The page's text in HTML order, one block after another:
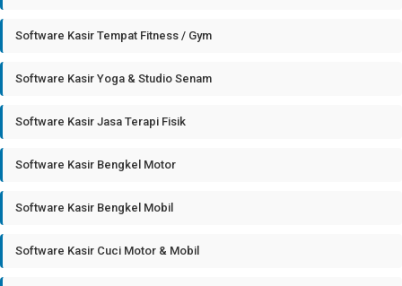
Software Kasir Tempat Fitness / Gym
Software Kasir Yoga & Studio Senam
Software Kasir Jasa Terapi Fisik
Software Kasir Bengkel Motor
Software Kasir Bengkel Mobil
Software Kasir Cuci Motor & Mobil